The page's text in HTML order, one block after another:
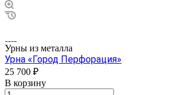
Урны из металла
Урна «Город Перфорация»
25 700 ₽
В корзину